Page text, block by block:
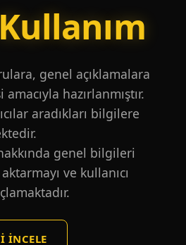
genel açıklamalara
hazırlanmıştır.
aradıkları bilgilere
genel bilgileri
ve kullanıcı
İNCELE